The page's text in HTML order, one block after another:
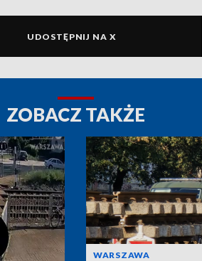
UDOSTĘPNIJ NA X
ZOBACZ TAKŻE
WARSZAWA